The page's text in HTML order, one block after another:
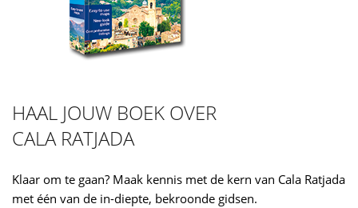
HAAL JOUW BOEK OVER
CALA RATJADA
Klaar om te gaan? Maak kennis met de kern van Cala Ratjada
met één van de in-diepte, bekroonde gidsen.